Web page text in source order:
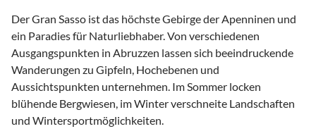
Der Gran Sasso ist das höchste Gebirge der Apenninen und
ein Paradies für Naturliebhaber. Von verschiedenen
Ausgangspunkten in Abruzzen lassen sich beeindruckende
Wanderungen zu Gipfeln, Hochebenen und
Aussichtspunkten unternehmen. Im Sommer locken
blühende Bergwiesen, im Winter verschneite Landschaften
und Wintersportmöglichkeiten.